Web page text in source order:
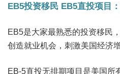
EB5投资移民 EB5直投项目
EB5是大家最熟悉的投资移民
创造就业机会，刺激美国经济
EB-5直投无排期项目是美国所